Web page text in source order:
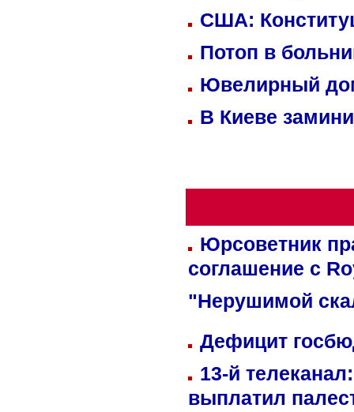
США:
Потоп в
Ювелирный
В Киеве
Юрсоветник
соглашение с
"Нерушимой
Дефицит
13-й
выплатил